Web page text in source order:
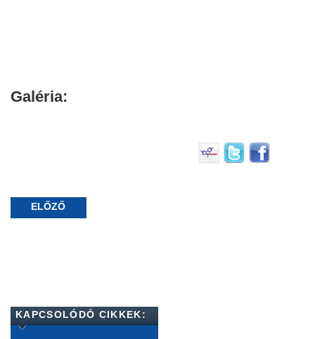
Galéria:
ELŐZŐ
KAPCSOLÓDÓ CIKKEK: